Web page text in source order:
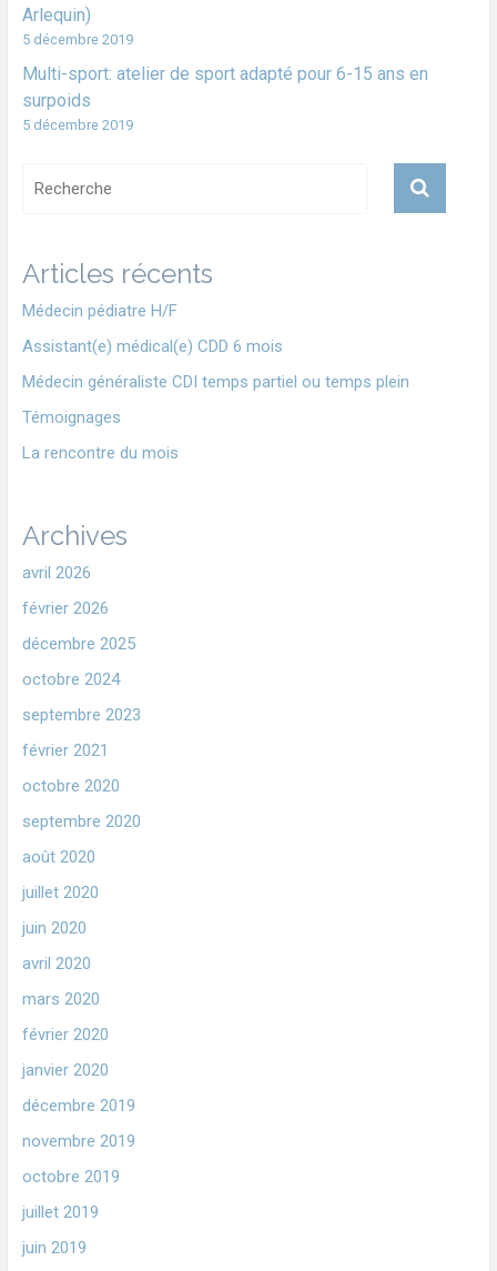
Arlequin)
5 décembre 2019
Multi-sport: atelier de sport adapté pour 6-15 ans en
surpoids
5 décembre 2019
Articles récents
Médecin pédiatre H/F
Assistant(e) médical(e) CDD 6 mois
Médecin généraliste CDI temps partiel ou temps plein
Témoignages
La rencontre du mois
Archives
avril 2026
février 2026
décembre 2025
octobre 2024
septembre 2023
février 2021
octobre 2020
septembre 2020
août 2020
juillet 2020
juin 2020
avril 2020
mars 2020
février 2020
janvier 2020
décembre 2019
novembre 2019
octobre 2019
juillet 2019
juin 2019